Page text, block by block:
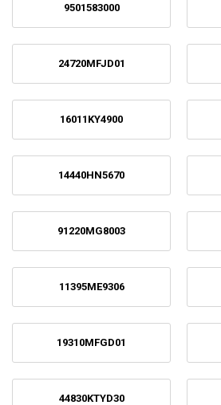
9501583000
24720MFJD01
16011KY4900
14440HN5670
91220MG8003
11395ME9306
19310MFGD01
44830KTYD30